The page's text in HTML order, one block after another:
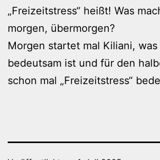
„Freizeitstress“ heißt! Was
morgen, übermorgen?
Morgen startet mal Kiliani, was
bedeutsam ist und für den
schon mal „Freizeitstress“